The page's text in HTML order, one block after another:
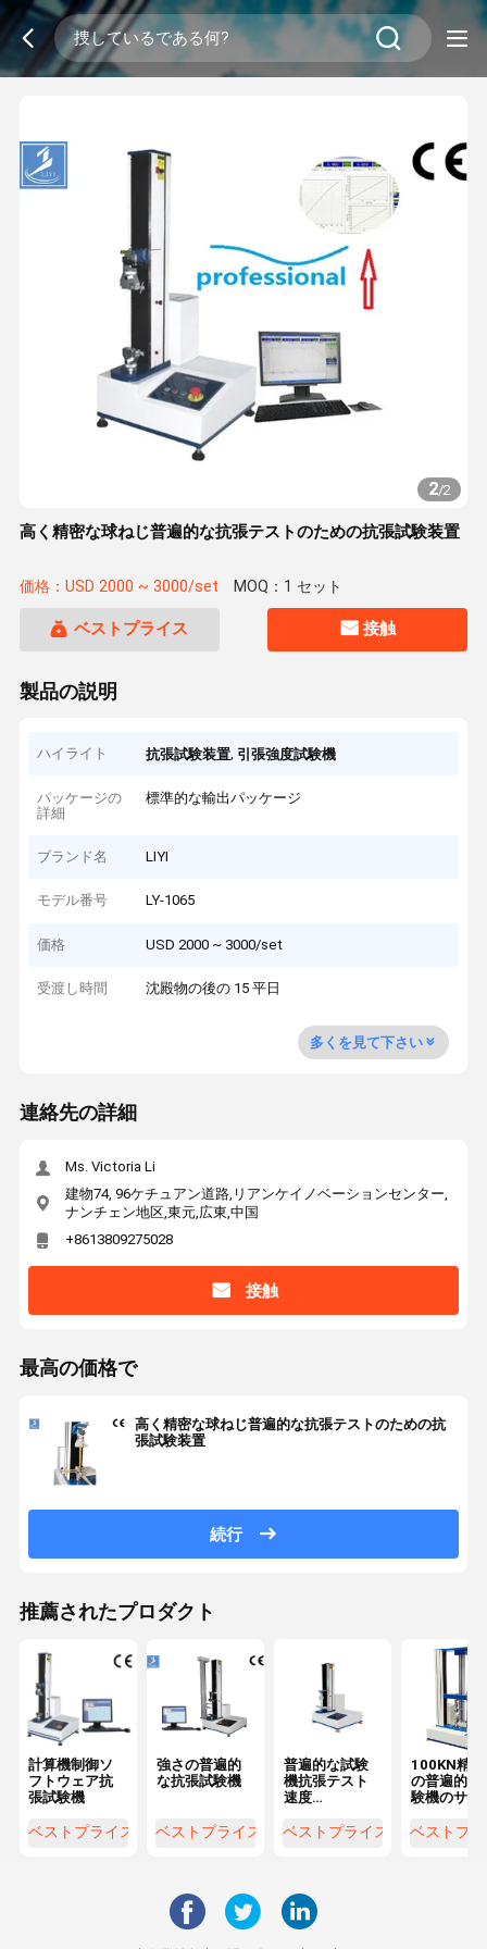
2/2
高く精密な球ねじ普遍的な抗張テストのための抗張試験装置
価格：USD 2000 ~ 3000/set MOQ：1 セット
ベストプライス 接触
製品の説明
ハイライト 抗張試験装置, 引張強度試験機
パッケージの
詳細
標準的な輸出パッケージ
ブランド名 LIYI
モデル番号 LY-1065
価格 USD 2000 ~ 3000/set
受渡し時間 沈殿物の後の 15 平日
多くを見て下さい
連絡先の詳細
Ms. Victoria Li
建物74, 96ケチュアン道路,リアンケイノベーションセンター,
ナンチェン地区,東元,広東,中国
+8613809275028
接触
最高の価格で
高く精密な球ねじ普遍的な抗張テストのための抗
張試験装置
続行
推薦されたプロダクト
計算機制御ソ
フトウェア抗
張試験機
ベストプライス
強さの普遍的
な抗張試験機
ベストプライス
普遍的な試験
機抗張テスト
速度
分
ベストプライス
100KN精
の普遍的な
験機のサー
強さ機械
ベストプ